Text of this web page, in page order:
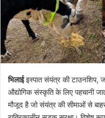
भिलाईइस्पात संयंत्र की टाउनशिप,
औद्योगिक संस्कृति के लिए पहचानी
मौजूद है जो संयंत्र की सीमाओं से